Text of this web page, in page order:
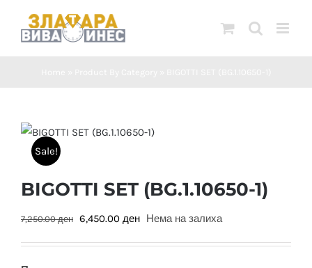
Sale!
BIGOTTI SET (BG.1.10650-1)
7,250.00ден Original
6,450.00 денCurrent
Нема на залиха